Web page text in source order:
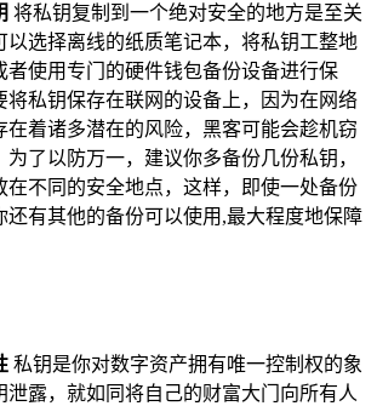
将私钥复制到一个绝对安全的地方是至关
以选择离线的纸质笔记本，将私钥工整地
者使用专门的硬件钱包备份设备进行保
将私钥保存在联网的设备上，因为在网络
在着诸多潜在的风险，黑客可能会趁机窃
为了以防万一，建议你多备份几份私钥，
在不同的安全地点，这样，即使一处备份
还有其他的备份可以使用,最大程度地保障
私钥是你对数字资产拥有唯一控制权的象
泄露，就如同将自己的财富大门向所有人